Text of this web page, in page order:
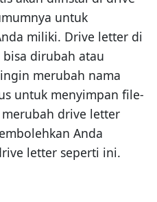
untuk
miliki. Drive letter di
dirubah atau
merubah nama
untuk menyimpan file-
drive letter
Anda
letter seperti ini.